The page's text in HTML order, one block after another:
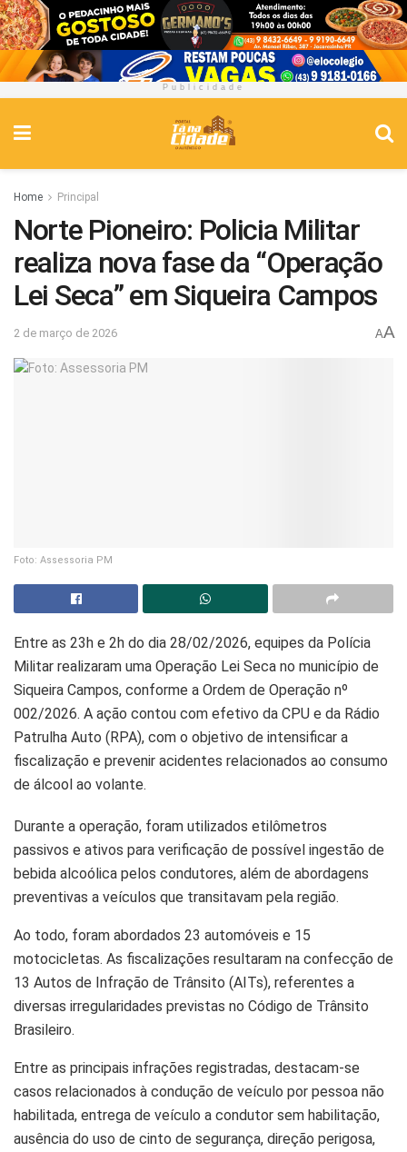
Publicidade
Home Principal
Norte Pioneiro: Policia Militar
realiza nova fase da “Operação
Lei Seca” em Siqueira Campos
2 de março de 2026 AA
Foto: Assessoria PM
Entre as 23h e 2h do dia 28/02/2026, equipes da Polícia
Militar realizaram uma Operação Lei Seca no município de
Siqueira Campos, conforme a Ordem de Operação nº
002/2026. A ação contou com efetivo da CPU e da Rádio
Patrulha Auto (RPA), com o objetivo de intensificar a
fiscalização e prevenir acidentes relacionados ao consumo
de álcool ao volante.
Durante a operação, foram utilizados etilômetros
passivos e ativos para verificação de possível ingestão de
bebida alcoólica pelos condutores, além de abordagens
preventivas a veículos que transitavam pela região.
Ao todo, foram abordados 23 automóveis e 15
motocicletas. As fiscalizações resultaram na confecção de
13 Autos de Infração de Trânsito (AITs), referentes a
diversas irregularidades previstas no Código de Trânsito
Brasileiro.
Entre as principais infrações registradas, destacam-se
casos relacionados à condução de veículo por pessoa não
habilitada, entrega de veículo a condutor sem habilitação,
ausência do uso de cinto de segurança, direção perigosa,